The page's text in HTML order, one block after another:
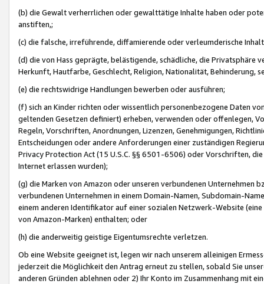
(b) die Gewalt verherrlichen oder gewalttätige Inhalte haben oder
anstiften,;
(c) die falsche, irreführende, diffamierende oder verleumderische
(d) die von Hass geprägte, belästigende, schädliche, die Privatsphäre
Herkunft, Hautfarbe, Geschlecht, Religion, Nationalität, Behinderung,
(e) die rechtswidrige Handlungen bewerben oder ausführen;
(f) sich an Kinder richten oder wissentlich personenbezogene Daten
geltenden Gesetzen definiert) erheben, verwenden oder offenlegen,
Regeln, Vorschriften, Anordnungen, Lizenzen, Genehmigungen,
Entscheidungen oder andere Anforderungen einer zuständigen
Privacy Protection Act (15 U.S.C. §§ 6501-6506) oder Vorschriften,
Internet erlassen wurden);
(g) die Marken von Amazon oder unseren verbundenen Unternehmen
verbundenen Unternehmen in einem Domain-Namen, Subdomain-
einem anderen Identifikator auf einer sozialen Netzwerk-Website
von Amazon-Marken) enthalten; oder
(h) die anderweitig geistige Eigentumsrechte verletzen.
Ob eine Website geeignet ist, legen wir nach unserem alleinigen
jederzeit die Möglichkeit den Antrag erneut zu stellen, sobald Sie
anderen Gründen ablehnen oder 2) Ihr Konto im Zusammenhang mit